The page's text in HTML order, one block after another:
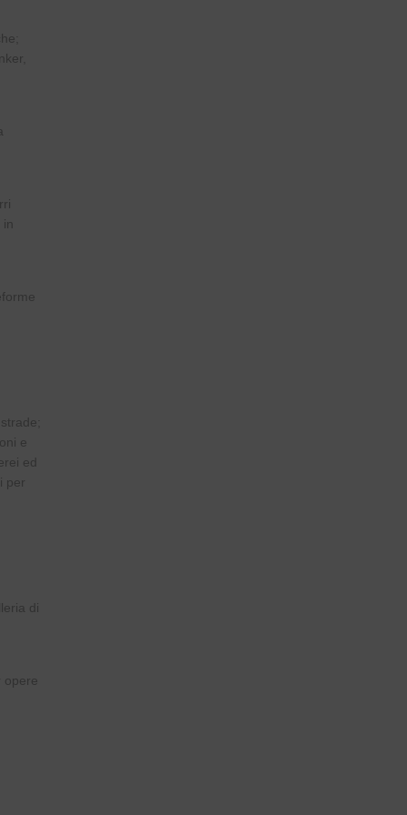
e
ed
per
di
opere